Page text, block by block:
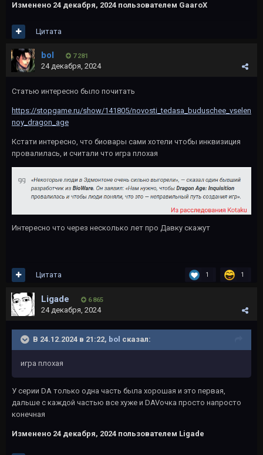
Изменено 24 декабря, 2024 пользователем GaaroX
Цитата
bol 7 281
24 декабря, 2024
Статью интересно было почитать
https://stopgame.ru/show/141805/novosti_tedasa_buduschee_vselen
noy_dragon_age
Кстати интересно, что биовары сами хотели чтобы инквизиция
провалилась, и считали что игра плохая
Интересно что через несколько лет про Давку скажут
1 1
Цитата
Ligade 6 865
24 декабря, 2024
В 24.12.2024 в 21:22, bol сказал:
игра плохая
У серии DA только одна часть была хорошая и это первая,
дальше с каждой частью все хуже и DAVочка просто напросто
конечная
Изменено 24 декабря, 2024 пользователем Ligade